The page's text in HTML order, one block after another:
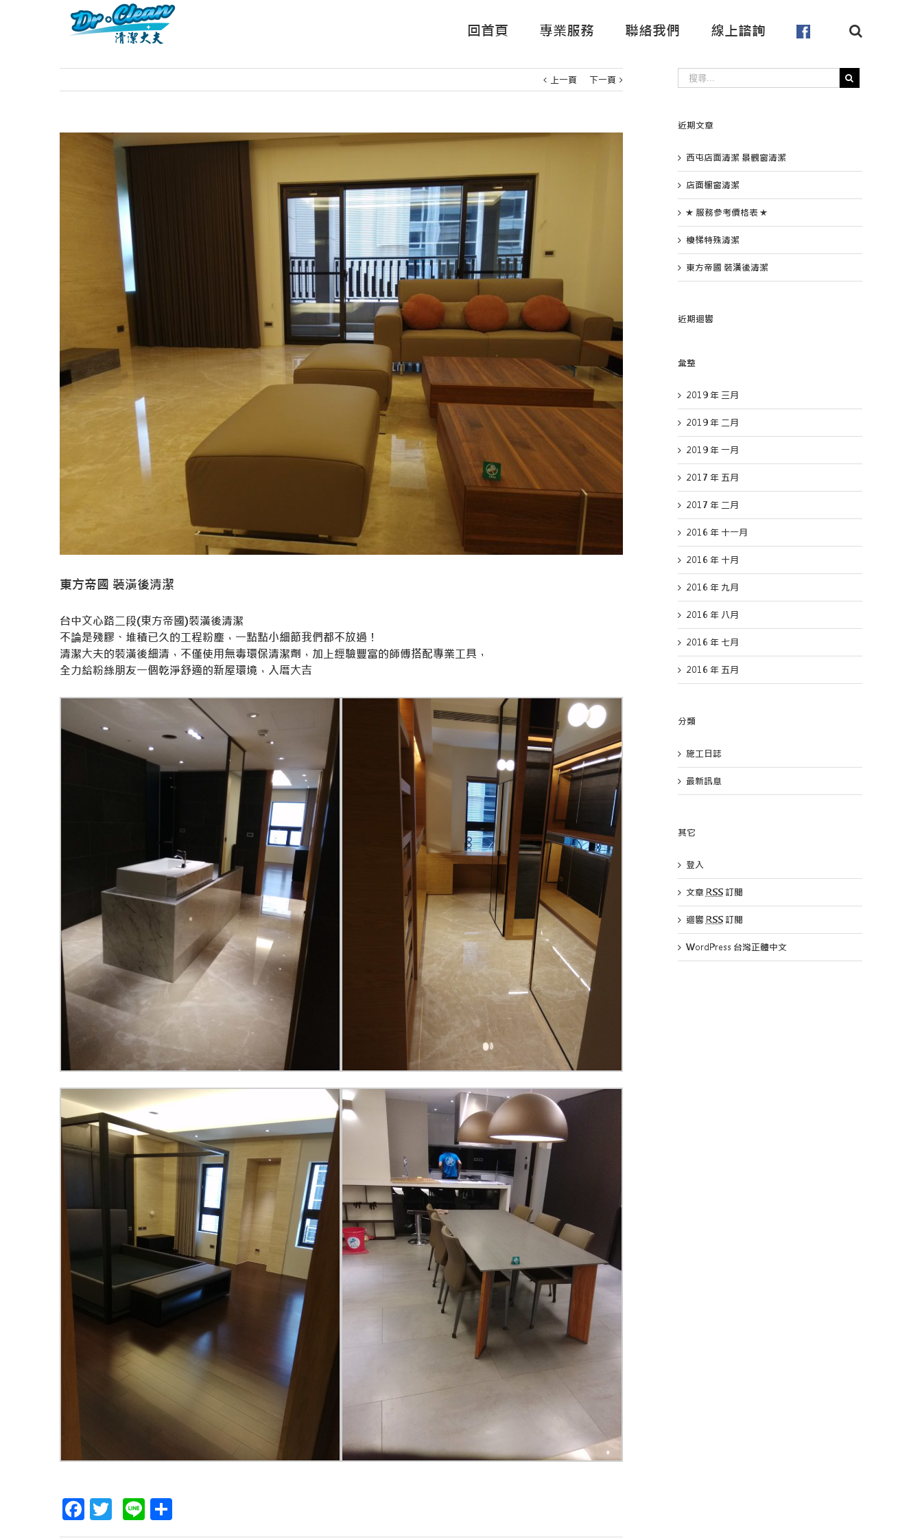
回首頁 專業服務 聯絡我們 線上諮詢
上一頁 下一頁
東方帝國 裝潢後清潔
台中文心路二段(東方帝國)裝潢後清潔
不論是殘膠、堆積已久的工程粉塵， 一點點小細節我們都不放過！
清潔大夫的裝潢後細清，不僅使用無毒環保清潔劑，加上經驗豐富的師傅搭配專業工具，
全力給粉絲朋友一個乾淨舒適的新屋環境 ，入厝大吉
Facebook
Twitter
Line
近期文章
西屯店面清潔 景觀窗清潔
店面櫥窗清潔
★ 服務參考價格表 ★
樓梯特殊清潔
東方帝國 裝潢後清潔
近期迴響
彙整
2019 年 三月
2019 年 二月
2019 年 一月
2017 年 五月
2017 年 二月
2016 年 十一月
2016 年 十月
2016 年 九月
2016 年 八月
2016 年 七月
2016 年 五月
分類
施工日誌
最新訊息
其它
登入
文章 RSS訂閱
迴響 RSS訂閱
WordPress 台灣正體中文